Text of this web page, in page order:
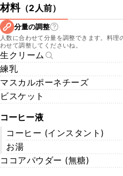
材料（2人前）
分量の調整
人数に合わせて分量を調整できます。料
わせて調整してくださいね。
生クリーム
練乳
マスカルポーネチーズ
ビスケット
コーヒー液
コーヒー (インスタント)
お湯
ココアパウダー (無糖)